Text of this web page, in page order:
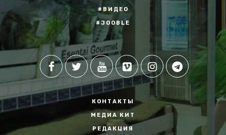
#ВИДЕО
#JOOBLE
КОНТАКТЫ
МЕДИА КИТ
РЕДАКЦИЯ